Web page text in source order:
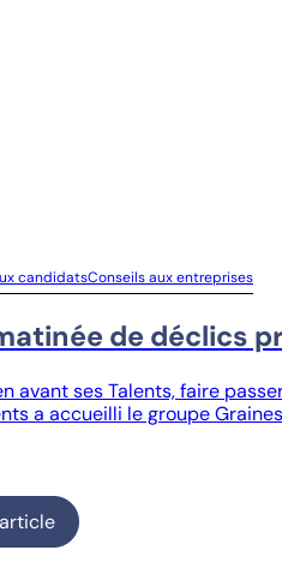
candidatsConseils aux entreprises
de déclics
avant ses Talents, faire
a accueilli le groupe